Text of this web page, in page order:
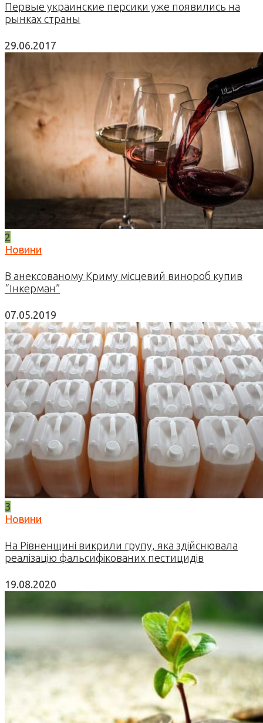
Первые украинские персики уже появились на
рынках страны
29.06.2017
2
Новини
В анексованому Криму місцевий винороб купив
“Інкерман”
07.05.2019
3
Новини
На Рівненщині викрили групу, яка здійснювала
реалізацію фальсифікованих пестицидів
19.08.2020